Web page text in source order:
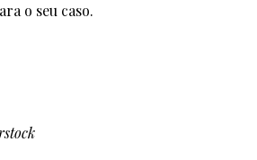
o seu caso.